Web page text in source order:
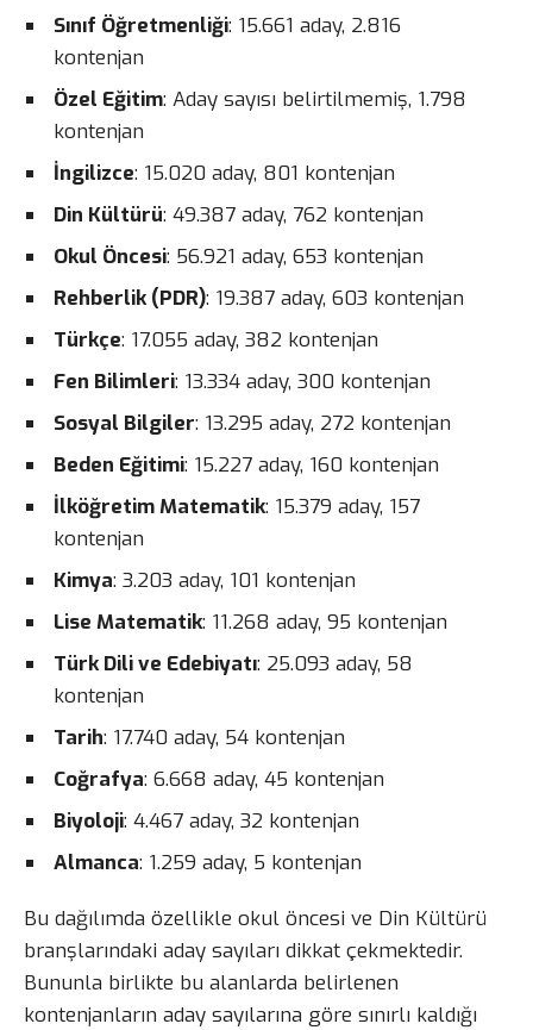
Sınıf Öğretmenliği: 15.661 aday, 2.816
kontenjan
Özel Eğitim: Aday sayısı belirtilmemiş, 1.798
kontenjan
İngilizce: 15.020 aday, 801 kontenjan
Din Kültürü: 49.387 aday, 762 kontenjan
Okul Öncesi: 56.921 aday, 653 kontenjan
Rehberlik (PDR): 19.387 aday, 603 kontenjan
Türkçe: 17.055 aday, 382 kontenjan
Fen Bilimleri: 13.334 aday, 300 kontenjan
Sosyal Bilgiler: 13.295 aday, 272 kontenjan
Beden Eğitimi: 15.227 aday, 160 kontenjan
İlköğretim Matematik: 15.379 aday, 157
kontenjan
Kimya: 3.203 aday, 101 kontenjan
Lise Matematik: 11.268 aday, 95 kontenjan
Türk Dili ve Edebiyatı: 25.093 aday, 58
kontenjan
Tarih: 17.740 aday, 54 kontenjan
Coğrafya: 6.668 aday, 45 kontenjan
Biyoloji: 4.467 aday, 32 kontenjan
Almanca: 1.259 aday, 5 kontenjan
Bu dağılımda özellikle okul öncesi ve Din Kültürü
branşlarındaki aday sayıları dikkat çekmektedir.
Bununla birlikte bu alanlarda belirlenen
kontenjanların aday sayılarına göre sınırlı kaldığı